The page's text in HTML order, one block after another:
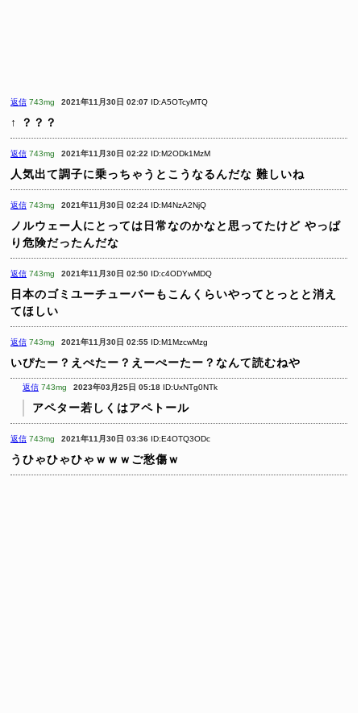
返信 743mg 2021年11月30日 02:07 ID:A5OTcyMTQ
↑ ？？？
返信 743mg 2021年11月30日 02:22 ID:M2ODk1MzM
人気出て調子に乗っちゃうとこうなるんだな 難しいね
返信 743mg 2021年11月30日 02:24 ID:M4NzA2NjQ
ノルウェー人にとっては日常なのかなと思ってたけど やっぱ
り危険だったんだな
返信 743mg 2021年11月30日 02:50 ID:c4ODYwMDQ
日本のゴミユーチューバーもこんくらいやってとっとと消え
てほしい
返信 743mg 2021年11月30日 02:55 ID:M1MzcwMzg
いぴたー？えぺたー？えーぺーたー？なんて読むねや
返信 743mg 2023年03月25日 05:18 ID:UxNTg0NTk
アペター若しくはアペトール
返信 743mg 2021年11月30日 03:36 ID:E4OTQ3ODc
うひゃひゃひゃｗｗｗご愁傷ｗ